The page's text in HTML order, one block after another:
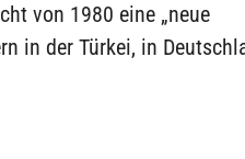
von 1980 eine „neue
in der Türkei, in